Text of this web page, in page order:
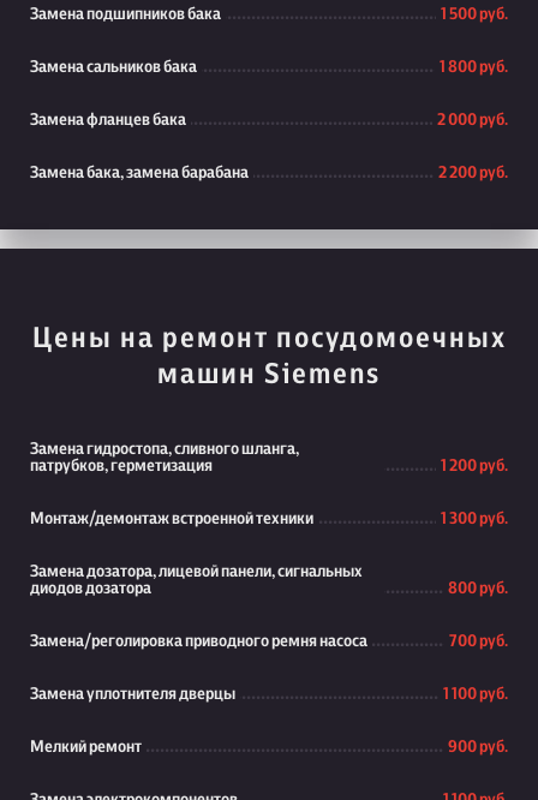
Замена подшипников бака 1 500 руб.
Замена сальников бака 1 800 руб.
Замена фланцев бака 2 000 руб.
Замена бака, замена барабана 2 200 руб.
Цены на ремонт посудомоечных
машин Siemens
Замена гидростопа, сливного шланга,
патрубков, герметизация
1 200 руб.
Монтаж/демонтаж встроенной техники 1 300 руб.
Замена дозатора, лицевой панели, сигнальных
диодов дозатора
800 руб.
Замена/реголировка приводного ремня насоса 700 руб.
Замена уплотнителя дверцы 1 100 руб.
Мелкий ремонт 900 руб.